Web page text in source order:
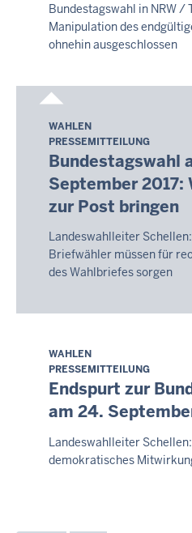
Bundestagswahl in NRW /
Manipulation des
ohnehin ausgeschlossen
Freitag,
7.
August
2026
-
20:13
WAHLEN
PRESSEMITTEILUNG
Bundestagswahl
September
zur Post bringen
Landeswahlleiter
Briefwähler müssen für
des Wahlbriefes sorgen
Freitag,
7.
August
2026
-
20:06
WAHLEN
PRESSEMITTEILUNG
Endspurt zur
am 24.
Landeswahlleiter
demokratisches